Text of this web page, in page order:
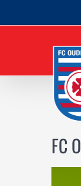
naar
FC